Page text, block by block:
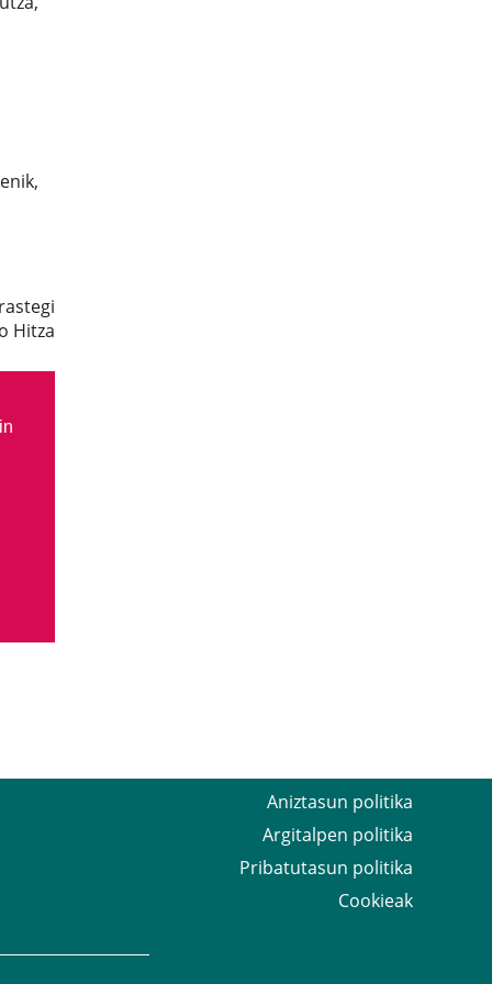
Hitza
Aniztasun politika
Argitalpen politika
Pribatutasun politika
Cookieak